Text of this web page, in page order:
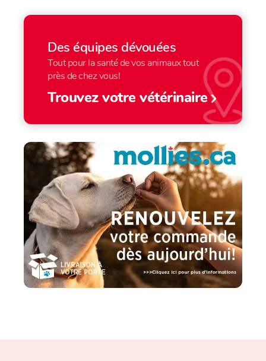
Des équipes dévouées
Tout pour la santé de vos animaux tout
près de chez vous!
Trouvez votre vétérinaire